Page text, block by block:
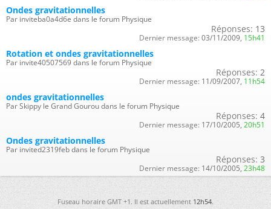
Ondes gravitationnelles
Par inviteba0a4d6e dans le forum Physique
Réponses: 13
Dernier message: 03/11/2009, 15h41
Rotation et ondes gravitationnelles
Par invite40507569 dans le forum Physique
Réponses: 2
Dernier message: 11/09/2007, 11h54
ondes gravitationnelles
Par Skippy le Grand Gourou dans le forum Physique
Réponses: 4
Dernier message: 17/10/2005, 20h51
Ondes gravitationnelles
Par invited2319feb dans le forum Physique
Réponses: 3
Dernier message: 14/10/2005, 23h48
Fuseau horaire GMT +1. Il est actuellement12h54.